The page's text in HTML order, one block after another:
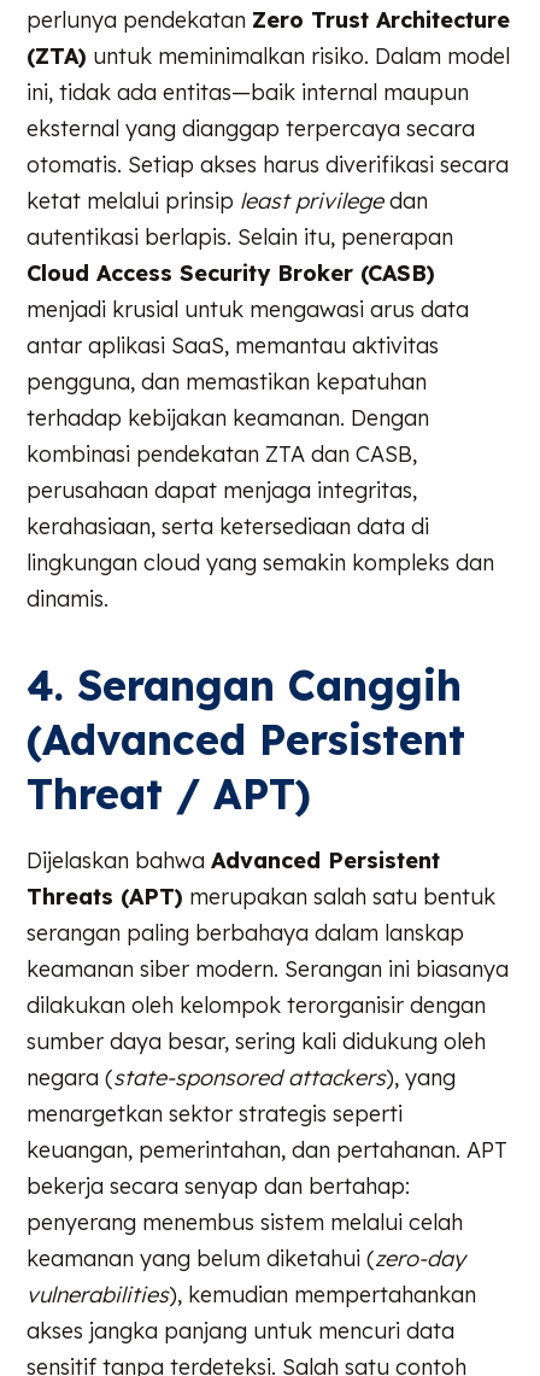
perlunya pendekatan Zero Trust Architecture
(ZTA) untuk meminimalkan risiko. Dalam model
ini, tidak ada entitas—baik internal maupun
eksternal yang dianggap terpercaya secara
otomatis. Setiap akses harus diverifikasi secara
ketat melalui prinsip least privilegedan
autentikasi berlapis. Selain itu, penerapan
Cloud Access Security Broker (CASB)
menjadi krusial untuk mengawasi arus data
antar aplikasi SaaS, memantau aktivitas
pengguna, dan memastikan kepatuhan
terhadap kebijakan keamanan. Dengan
kombinasi pendekatan ZTA dan CASB,
perusahaan dapat menjaga integritas,
kerahasiaan, serta ketersediaan data di
lingkungan cloud yang semakin kompleks dan
dinamis.
4. Serangan Canggih
(Advanced Persistent
Threat / APT)
Dijelaskan bahwaAdvanced Persistent
Threats (APT) merupakan salah satu bentuk
serangan paling berbahaya dalam lanskap
keamanan siber modern. Serangan ini biasanya
dilakukan oleh kelompok terorganisir dengan
sumber daya besar, sering kali didukung oleh
negara (state-sponsored attackers), yang
menargetkan sektor strategis seperti
keuangan, pemerintahan, dan pertahanan. APT
bekerja secara senyap dan bertahap:
penyerang menembus sistem melalui celah
keamanan yang belum diketahui (zero-day
vulnerabilities), kemudian mempertahankan
akses jangka panjang untuk mencuri data
sensitif tanpa terdeteksi. Salah satu contoh